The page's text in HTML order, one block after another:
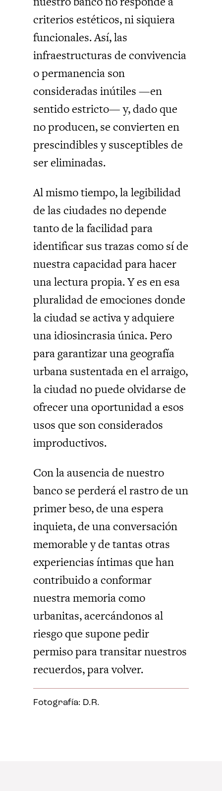
criterios estéticos, ni siquiera
funcionales. Así, las
infraestructuras de convivencia
o permanencia son
consideradas inútiles —en
sentido estricto— y, dado que
no producen, se convierten en
prescindibles y susceptibles de
ser eliminadas.
Al mismo tiempo, la legibilidad
de las ciudades no depende
tanto de la facilidad para
identificar sus trazas como sí de
nuestra capacidad para hacer
una lectura propia. Y es en esa
pluralidad de emociones donde
la ciudad se activa y adquiere
una idiosincrasia única. Pero
para garantizar una geografía
urbana sustentada en el arraigo,
la ciudad no puede olvidarse de
ofrecer una oportunidad a esos
usos que son considerados
improductivos.
Con la ausencia de nuestro
banco se perderá el rastro de un
primer beso, de una espera
inquieta, de una conversación
memorable y de tantas otras
experiencias íntimas que han
contribuido a conformar
nuestra memoria como
urbanitas, acercándonos al
riesgo que supone pedir
permiso para transitar nuestros
recuerdos, para volver.
Fotografía: D.R.